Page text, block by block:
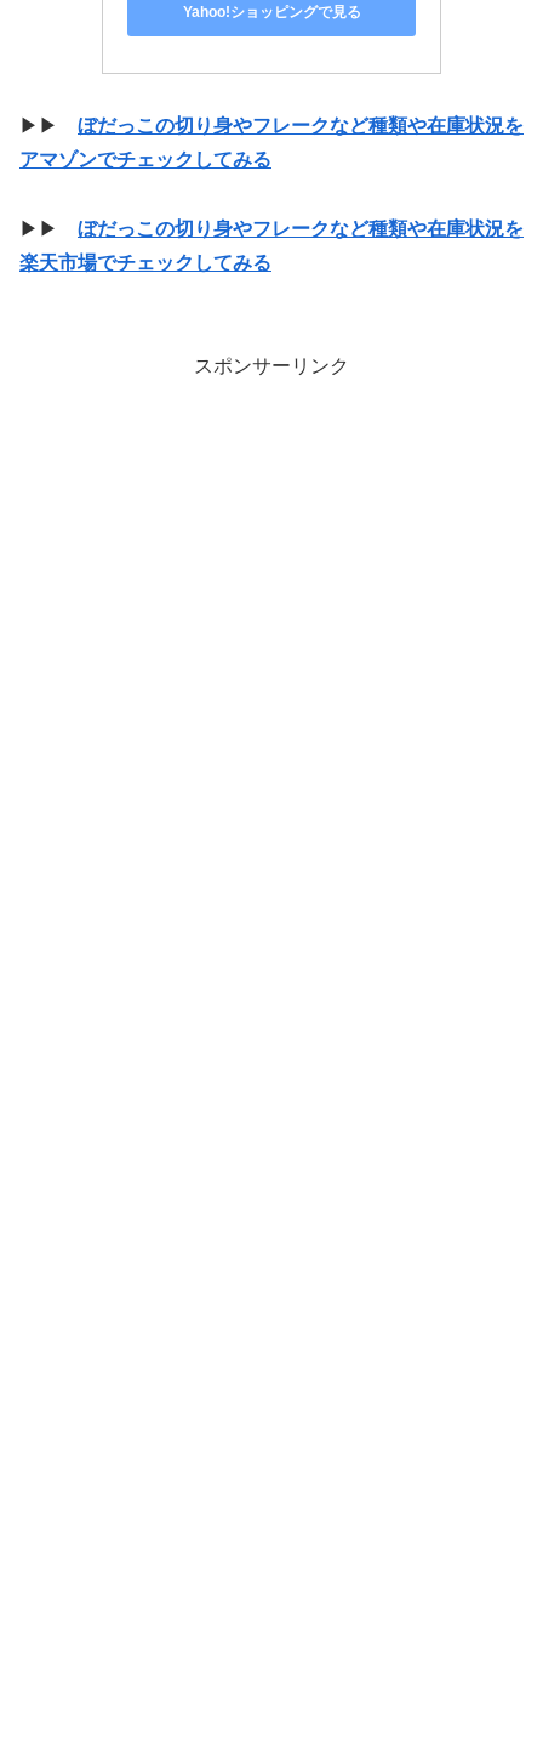
Yahoo!ショッピングで見る
▶▶ ぼだっこの切り身やフレークなど種類や在庫状況を
アマゾンでチェックしてみる
▶▶ ぼだっこの切り身やフレークなど種類や在庫状況を
楽天市場でチェックしてみる
スポンサーリンク